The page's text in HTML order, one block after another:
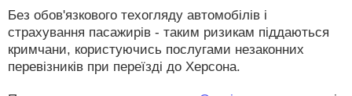
Без обов'язкового техогляду автомобілів і
страхування пасажирів - таким ризикам піддаються
кримчани, користуючись послугами незаконних
перевізників при переїзді до Херсона.